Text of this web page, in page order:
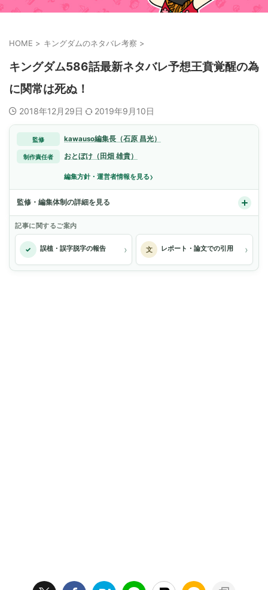
HOME > キングダムのネタバレ考察 >
キングダム586話最新ネタバレ予想王賁覚醒の為
に関常は死ぬ！
2018年12月29日 2019年9月10日
監修 kawauso編集長（石原 昌光）
制作責任者 おとぼけ（田畑 雄貴）
編集方針・運営者情報を見る›
監修・編集体制の詳細を見る
記事に関するご案内
✓ 誤植・誤字脱字の報告 › 文 レポート・論文での引用 ›